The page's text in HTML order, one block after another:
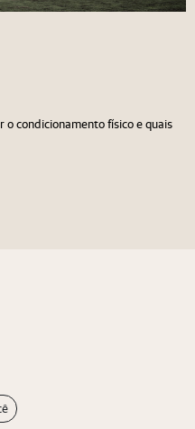
condicionamento físico e quais